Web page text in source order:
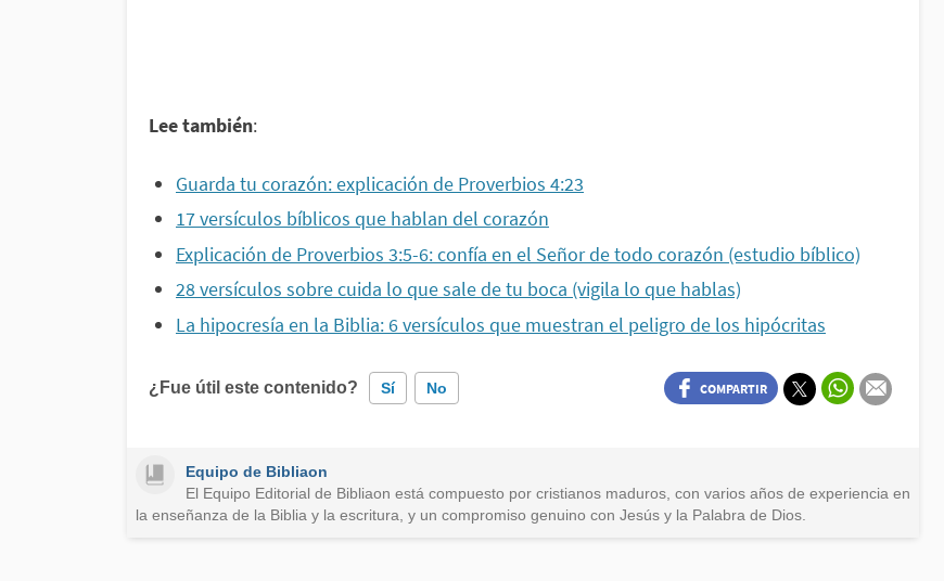
Lee también:
Guarda tu corazón: explicación de Proverbios 4:23
17 versículos bíblicos que hablan del corazón
Explicación de Proverbios 3:5-6: confía en el Señor de todo corazón (estudio bíblico)
28 versículos sobre cuida lo que sale de tu boca (vigila lo que hablas)
La hipocresía en la Biblia: 6 versículos que muestran el peligro de los hipócritas
¿Fue útil este contenido? Sí No
Este contenido no tiene la información que busco
COMPARTIR
Equipo de Bibliaon
El Equipo Editorial de Bibliaon está compuesto por cristianos maduros, con varios años de experiencia en
la enseñanza de la Biblia y la escritura, y un compromiso genuino con Jesús y la Palabra de Dios.